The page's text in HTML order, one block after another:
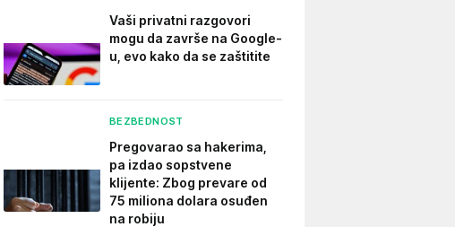
Vaši privatni razgovori
mogu da završe na Google-
u, evo kako da se zaštitite
BEZBEDNOST
Pregovarao sa hakerima,
pa izdao sopstvene
klijente: Zbog prevare od
75 miliona dolara osuđen
na robiju